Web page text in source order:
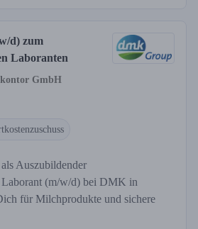
d) zum
Laboranten
GmbH
Auszubildender
(m/w/d) bei DMK in
für Milchprodukte und sichere